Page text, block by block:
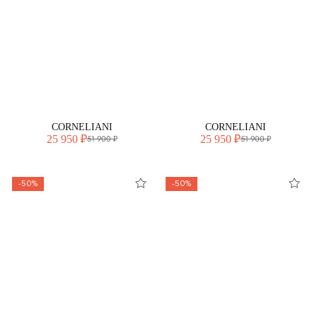
CORNELIANI
25 950 ₽51 900 ₽
CORNELIANI
25 950 ₽51 900 ₽
-50% -50%